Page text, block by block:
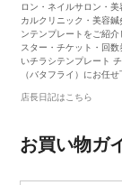
ロン・ネイルサロン・
カルクリニック・美容
ンテンプレートをご紹
スター・チケット・回
いチラシテンプレート
（バタフライ）にお任せ
店長日記はこちら
お買い物ガ